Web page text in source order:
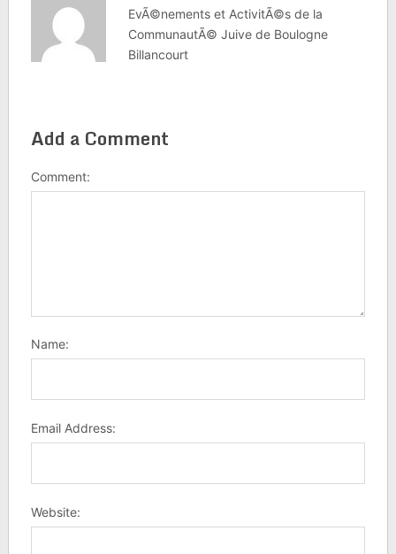
EvÃ©nements et ActivitÃ©s de la
CommunautÃ© Juive de Boulogne
Billancourt
Add a Comment
Comment:
Name:
Email Address:
Website: